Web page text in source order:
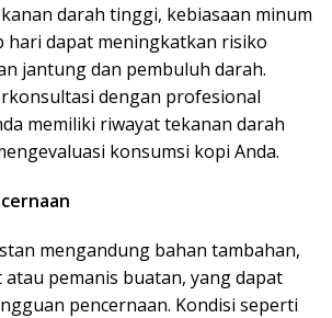
darah tinggi, kebiasaan minum
hari dapat meningkatkan risiko
jantung dan pembuluh darah.
dengan profesional
memiliki riwayat tekanan darah
konsumsi kopi Anda.
mengandung bahan tambahan,
pemanis buatan, yang dapat
pencernaan. Kondisi seperti